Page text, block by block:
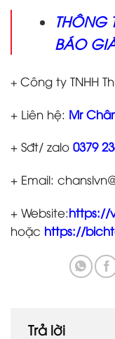
THÔNG
BÁO
+ Công ty TNHH
+ Liên hệ: Mr
+ Sđt/ zalo 0379
+ Email:
+ Website:https://
hoặc https://
Trả lời